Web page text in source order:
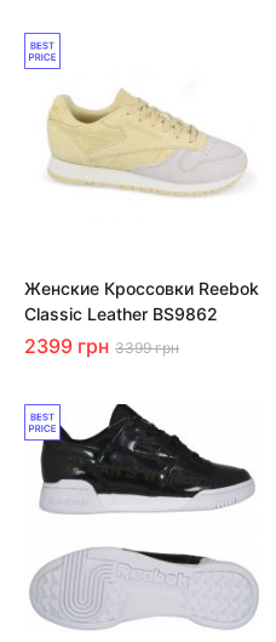
Женские Кроссовки Reebok
Classic Leather BS9862
2399 грн 3399 грн